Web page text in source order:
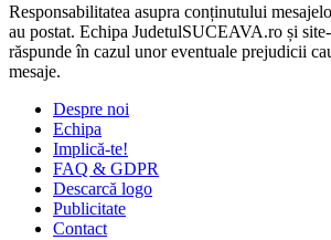
Responsabilitatea asupra conținutului
au postat. Echipa JudetulSUCEAVA.ro și
răspunde în cazul unor eventuale prejudicii
mesaje.
Despre noi
Echipa
Implică-te!
FAQ & GDPR
Descarcă logo
Publicitate
Contact